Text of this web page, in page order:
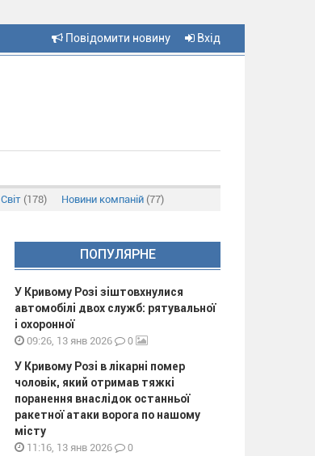
Повідомити новину Вхід
Світ (178) Новини компаній (77)
ПОПУЛЯРНЕ
У Кривому Розі зіштовхнулися
автомобілі двох служб: рятувальної
і охоронної
09:26, 13 янв 2026 0
У Кривому Розі в лікарні помер
чоловік, який отримав тяжкі
поранення внаслідок останньої
ракетної атаки ворога по нашому
місту
11:16, 13 янв 2026 0